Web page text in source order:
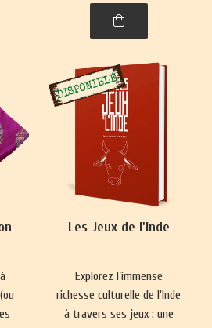
réactualise nos
représentations du monde
sociales depuis 5000 ans.
Les Jeux de l'Inde
Explorez l’immense
richesse culturelle de l'Inde
à travers ses jeux : une